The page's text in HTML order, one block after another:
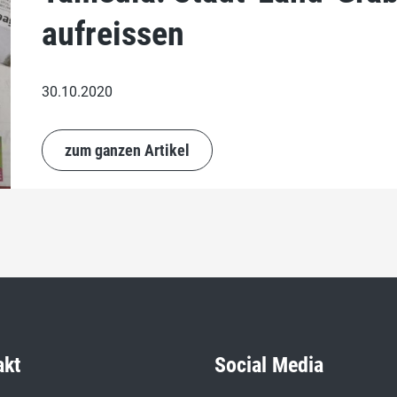
aufreissen
30.10.2020
zum ganzen Artikel
Social Media